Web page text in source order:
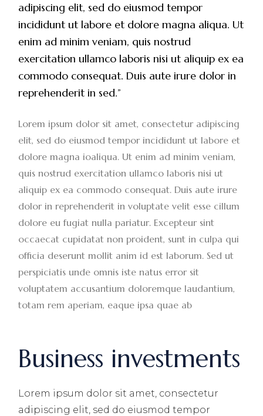
adipiscing elit, sed do eiusmod tempor
incididunt ut labore et dolore magna aliqua. Ut
enim ad minim veniam, quis nostrud
exercitation ullamco laboris nisi ut aliquip ex ea
commodo consequat. Duis aute irure dolor in
reprehenderit in sed.”
Lorem ipsum dolor sit amet, consectetur adipiscing
elit, sed do eiusmod tempor incididunt ut labore et
dolore magna ioaliqua. Ut enim ad minim veniam,
quis nostrud exercitation ullamco laboris nisi ut
aliquip ex ea commodo consequat. Duis aute irure
dolor in reprehenderit in voluptate velit esse cillum
dolore eu fugiat nulla pariatur. Excepteur sint
occaecat cupidatat non proident, sunt in culpa qui
officia deserunt mollit anim id est laborum. Sed ut
perspiciatis unde omnis iste natus error sit
voluptatem accusantium doloremque laudantium,
totam rem aperiam, eaque ipsa quae ab
Business investments
Lorem ipsum dolor sit amet, consectetur
adipiscing elit, sed do eiusmod tempor